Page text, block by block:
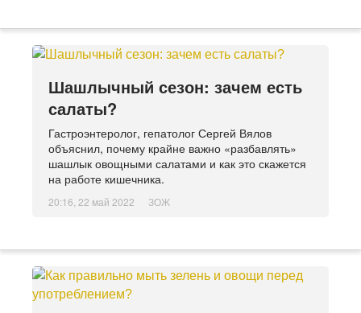
Шашлычный сезон: зачем есть
салаты?
Гастроэнтеролог, гепатолог Сергей Вялов
объяснил, почему крайне важно «разбавлять»
шашлык овощными салатами и как это скажется
на работе кишечника.
20:16, 22 май 2022 ЗОЖ